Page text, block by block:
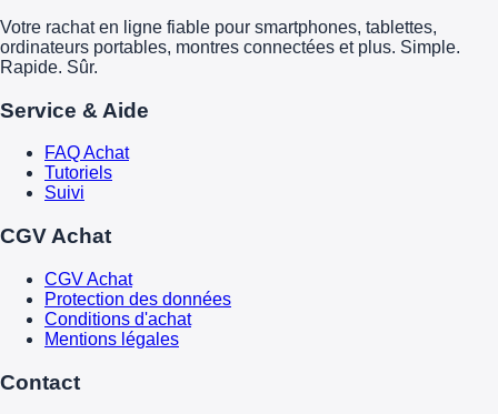
Votre rachat en ligne fiable pour smartphones, tablettes,
ordinateurs portables, montres connectées et plus. Simple.
Rapide. Sûr.
Service & Aide
FAQ Achat
Tutoriels
Suivi
CGV Achat
CGV Achat
Protection des données
Conditions d'achat
Mentions légales
Contact